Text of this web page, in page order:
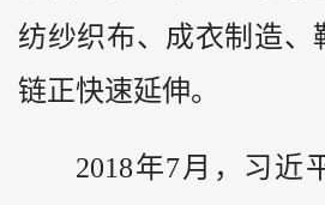
纺纱织布、成衣制造、
链正快速延伸。
2018年7月，习近